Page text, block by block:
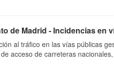
de Madrid - Incidencias en
al tráfico en las vías públicas
acceso de carreteras